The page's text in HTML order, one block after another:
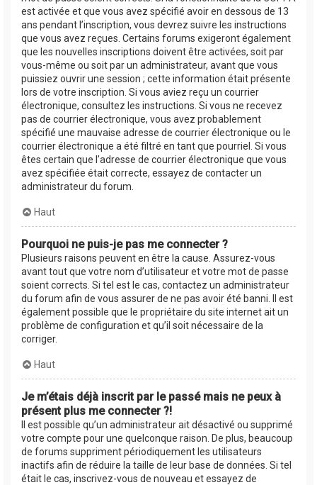
est activée et que vous avez spécifié avoir en dessous de 13
ans pendant l’inscription, vous devrez suivre les instructions
que vous avez reçues. Certains forums exigeront également
que les nouvelles inscriptions doivent être activées, soit par
vous-même ou soit par un administrateur, avant que vous
puissiez ouvrir une session ; cette information était présente
lors de votre inscription. Si vous aviez reçu un courrier
électronique, consultez les instructions. Si vous ne recevez
pas de courrier électronique, vous avez probablement
spécifié une mauvaise adresse de courrier électronique ou le
courrier électronique a été filtré en tant que pourriel. Si vous
êtes certain que l’adresse de courrier électronique que vous
avez spécifiée était correcte, essayez de contacter un
administrateur du forum.
Haut
Pourquoi ne puis-je pas me connecter ?
Plusieurs raisons peuvent en être la cause. Assurez-vous
avant tout que votre nom d’utilisateur et votre mot de passe
soient corrects. Si tel est le cas, contactez un administrateur
du forum afin de vous assurer de ne pas avoir été banni. Il est
également possible que le propriétaire du site internet ait un
problème de configuration et qu’il soit nécessaire de la
corriger.
Haut
Je m’étais déjà inscrit par le passé mais ne peux à
présent plus me connecter ?!
Il est possible qu’un administrateur ait désactivé ou supprimé
votre compte pour une quelconque raison. De plus, beaucoup
de forums suppriment périodiquement les utilisateurs
inactifs afin de réduire la taille de leur base de données. Si tel
était le cas, inscrivez-vous de nouveau et essayez de